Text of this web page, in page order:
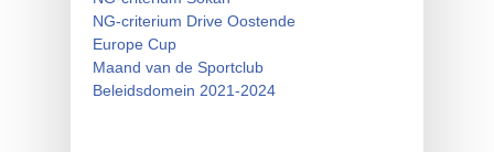
NG-criterium Drive Oostende
Europe Cup
Maand van de Sportclub
Beleidsdomein 2021-2024